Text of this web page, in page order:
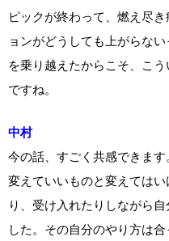
ピックが終わって、燃え尽
ョンがどうしても上がらな
を乗り越えたからこそ、こ
ですね。
中村
今の話、すごく共感できま
変えていいものと変えては
り、受け入れたりしながら
した。その自分のやり方は